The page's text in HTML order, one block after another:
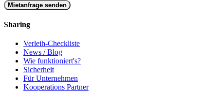
Mietanfrage senden
Sharing
Verleih-Checkliste
News / Blog
Wie funktioniert's?
Sicherheit
Für Unternehmen
Kooperations Partner